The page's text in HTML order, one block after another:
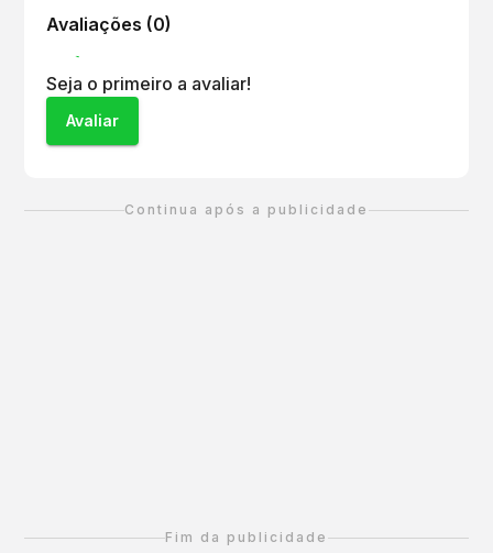
Avaliações (0)
Seja o primeiro a avaliar!
Avaliar
Continua após a publicidade
Fim da publicidade